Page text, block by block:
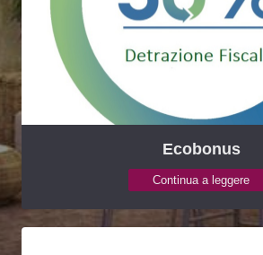
Ecobonus
Continua a leggere